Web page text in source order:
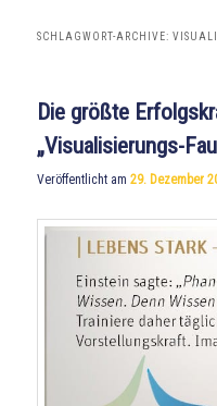
SCHLAGWORT-ARCHIVE:
Die größte
„Visualisierungs-
Veröffentlicht am29. Dezember